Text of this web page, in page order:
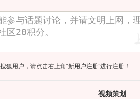
狐用户，请点击右上角“新用户注册”进行注册！
视频策划